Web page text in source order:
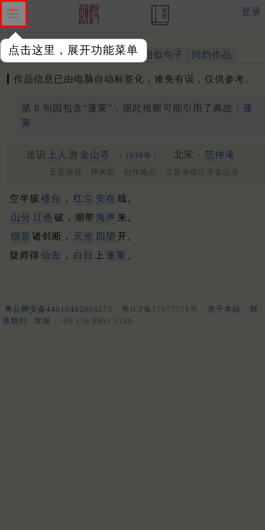
点击这里，展开功能菜单
登录
作品 标注四声 出处、引用 相似句子 同韵作品
作品信息已由电脑自动标签化，难免有误，仅供参考。
第 8 句因包含“蓬莱”，据此推断可能引用了典故： 蓬
莱
送识 上人 游 金山寺 （ 1038年 ） 北宋 · 范仲淹
五言律诗 押灰韵 创作地点：江苏省镇江市金山寺
空半簇 楼台 ， 红尘 安在 哉。
山分 江色 破，潮带 海声 来。
烟景 诸邻断， 天光 四望 开。
疑师得 仙去 ， 白日 上 蓬莱 。
粤公网安备44010402003275 粤ICP备17077571号 关于本站
联
系我们
客服：+86 136 0901 3320